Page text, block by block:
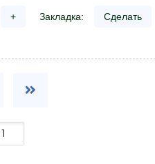
+ Закладка: Сделать